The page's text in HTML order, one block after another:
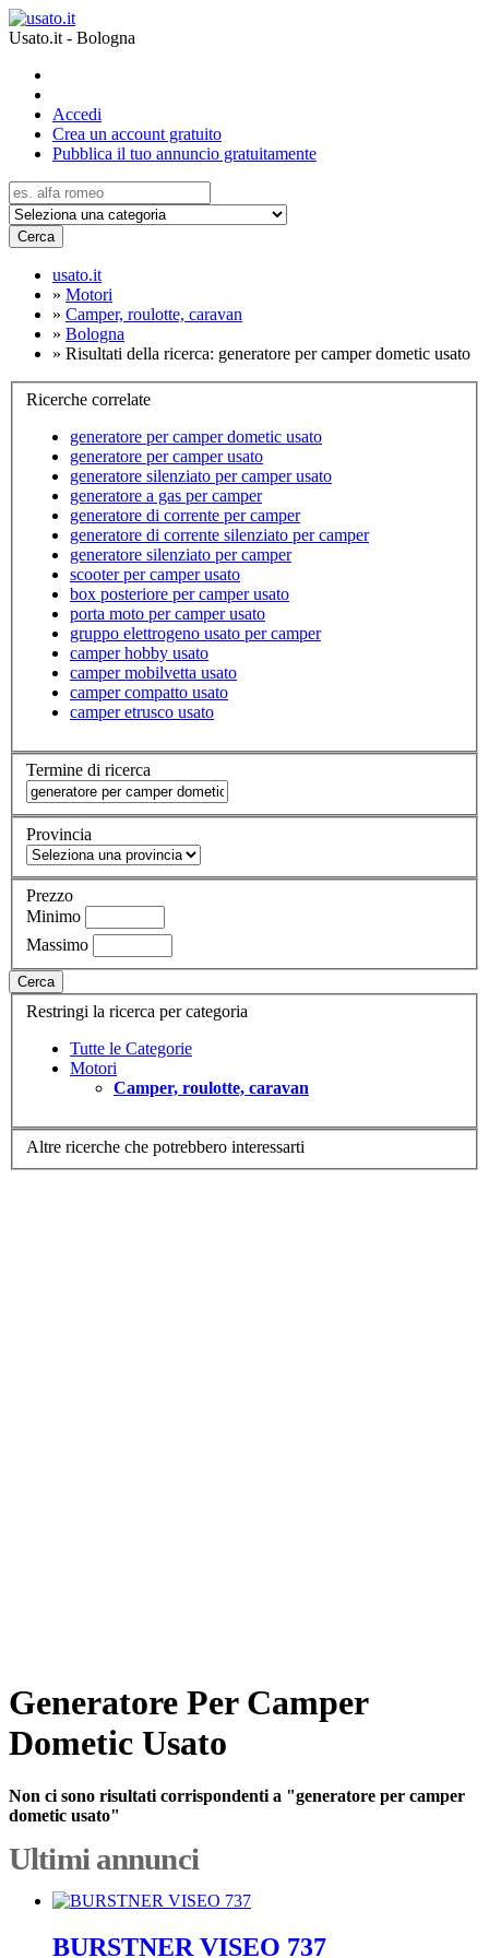
Usato.it - Bologna
Accedi
Crea un account gratuito
Pubblica il tuo annuncio gratuitamente
Cerca
usato.it
» Motori
» Camper, roulotte, caravan
» Bologna
» Risultati della ricerca: generatore per camper dometic usato
Ricerche correlate
generatore per camper dometic usato
generatore per camper usato
generatore silenziato per camper usato
generatore a gas per camper
generatore di corrente per camper
generatore di corrente silenziato per camper
generatore silenziato per camper
scooter per camper usato
box posteriore per camper usato
porta moto per camper usato
gruppo elettrogeno usato per camper
camper hobby usato
camper mobilvetta usato
camper compatto usato
camper etrusco usato
Termine di ricerca
Provincia
Prezzo
Minimo
Massimo
Cerca
Restringi la ricerca per categoria
Tutte le Categorie
Motori
Camper, roulotte, caravan
Altre ricerche che potrebbero interessarti
Generatore Per Camper
Dometic Usato
Non ci sono risultati corrispondenti a "generatore per camper
dometic usato"
Ultimi annunci
BURSTNER VISEO 737